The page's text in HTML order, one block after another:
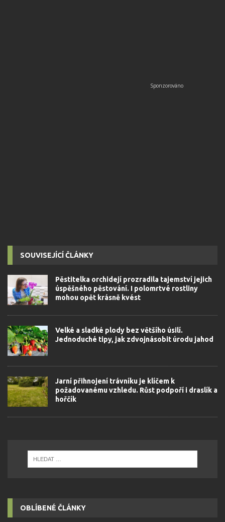
SOUVISEJÍCÍ ČLÁNKY
Pěstitelka orchidejí prozradila tajemství jejich
úspěšného pěstování. I polomrtvé rostliny
mohou opět krásně kvést
Velké a sladké plody bez většího úsilí.
Jednoduché tipy, jak zdvojnásobit úrodu jahod
Jarní přihnojení trávníku je klíčem k
požadovanému vzhledu. Růst podpoří i draslík a
hořčík
OBLÍBENÉ ČLÁNKY